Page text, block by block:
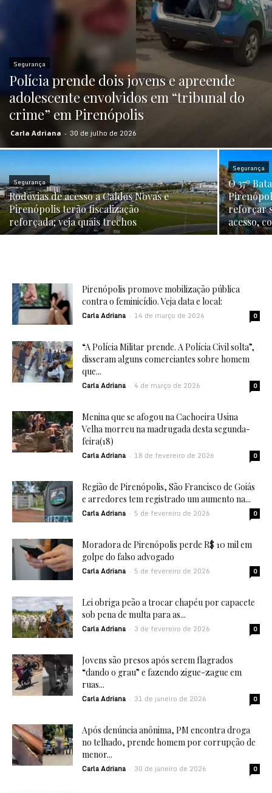
Segurança
Polícia prende dois jovens e apreende
adolescente envolvidos em “tribunal do
crime” em Pirenópolis
Carla Adriana - 30 de julho de 2026
Segurança
Rodovias de acesso a Caldas Novas e
Pirenópolis terão fiscalização
reforçada; veja quais trechos
Segurança
O 37º
reforçar
acesso,
Pirenópolis promove mobilização pública
contra o feminicídio. Veja data e local:
Carla Adriana - 14 de março de 2026 0
“A Polícia Militar prende. A Polícia Civil solta”,
disseram alguns comerciantes sobre homem
que...
Carla Adriana - 4 de março de 2026 0
Menina que se afogou na Cachoeira Usina
Velha morreu na madrugada desta segunda-
feira(18)
Carla Adriana - 18 de fevereiro de 2026 0
Região de Pirenópolis, São Francisco de Goiás
e arredores tem registrado um aumento na...
Carla Adriana - 5 de fevereiro de 2026 0
Moradora de Pirenópolis perde R$ 10 mil em
golpe do falso advogado
Carla Adriana - 5 de fevereiro de 2026 0
Lei obriga peão a trocar chapéu por capacete
sob pena de multa para as...
Carla Adriana - 3 de fevereiro de 2026 0
Jovens são presos após serem flagrados
“dando o grau” e fazendo zigue-zague em
ruas...
Carla Adriana - 31 de janeiro de 2026 0
Após denúncia anônima, PM encontra droga
no telhado, prende homem por corrupção de
menor...
Carla Adriana - 30 de janeiro de 2026 0